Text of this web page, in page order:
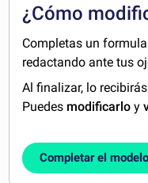
¿Cómo
Completas un
redactando ante tus
Al finalizar, lo
Puedes modificarlo y
Completar el modelo